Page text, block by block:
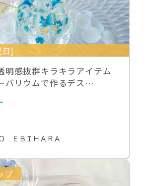
]
明感抜群キラキラアイテム
バリウムで作るデス…
ＥＢＩＨＡＲＡ
プ